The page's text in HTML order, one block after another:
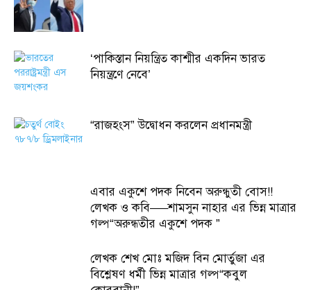
‘পাকিস্তান নিয়ন্ত্রিত কাশ্মীর একদিন ভারত
নিয়ন্ত্রণে নেবে’
“রাজহংস” উদ্বোধন করলেন প্রধানমন্ত্রী
এবার একুশে পদক নিবেন অরুন্ধুতী বোস!!
লেখক ও কবি—–শামসুন নাহার এর ভিন্ন মাত্রার
গল্প“অরুন্ধতীর একুশে পদক ”
লেখক শেখ মোঃ মজিদ বিন মোর্তুজা এর
বিশ্লেষণ ধর্মী ভিন্ন মাত্রার গল্প“কবুল